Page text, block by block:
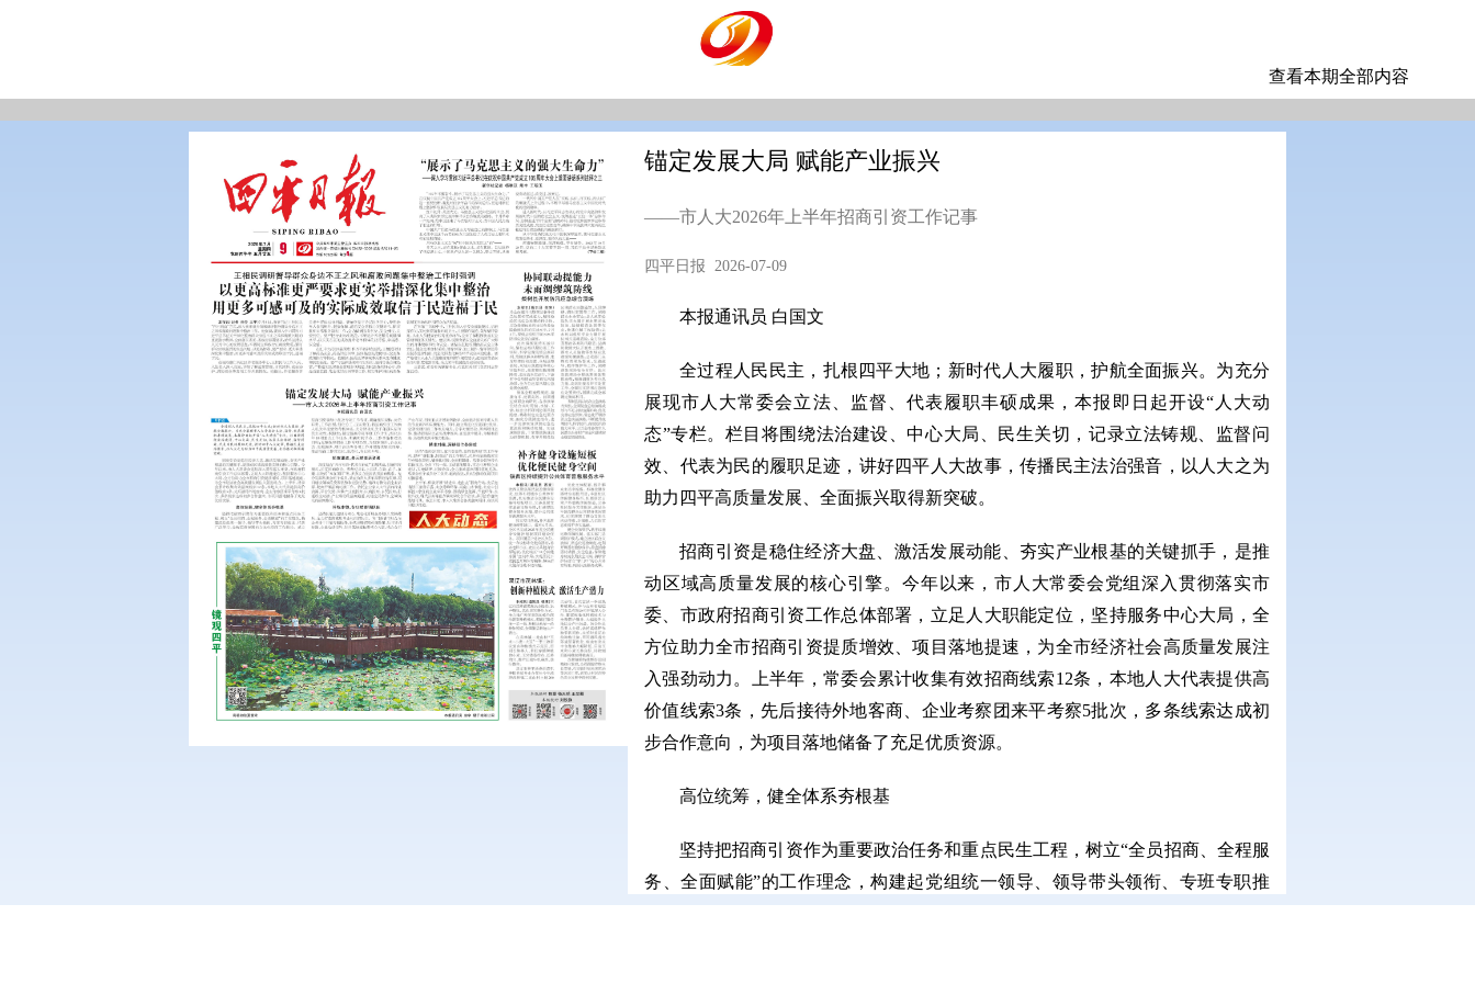
查看本期全部内容
锚定发展大局 赋能产业振兴
——市人大2026年上半年招商引资工作记事
四平日报 2026-07-09
本报通讯员 白国文
全过程人民民主，扎根四平大地；新时代人大履职，护航全面振兴。为充分
展现市人大常委会立法、监督、代表履职丰硕成果，本报即日起开设“人大动
态”专栏。栏目将围绕法治建设、中心大局、民生关切，记录立法铸规、监督问
效、代表为民的履职足迹，讲好四平人大故事，传播民主法治强音，以人大之为
助力四平高质量发展、全面振兴取得新突破。
招商引资是稳住经济大盘、激活发展动能、夯实产业根基的关键抓手，是推
动区域高质量发展的核心引擎。今年以来，市人大常委会党组深入贯彻落实市
委、市政府招商引资工作总体部署，立足人大职能定位，坚持服务中心大局，全
方位助力全市招商引资提质增效、项目落地提速，为全市经济社会高质量发展注
入强劲动力。上半年，常委会累计收集有效招商线索12条，本地人大代表提供高
价值线索3条，先后接待外地客商、企业考察团来平考察5批次，多条线索达成初
步合作意向，为项目落地储备了充足优质资源。
高位统筹，健全体系夯根基
坚持把招商引资作为重要政治任务和重点民生工程，树立“全员招商、全程服
务、全面赋能”的工作理念，构建起党组统一领导、领导带头领衔、专班专职推